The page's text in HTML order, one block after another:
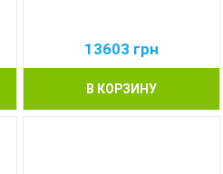
13603 грн
В КОРЗИНУ